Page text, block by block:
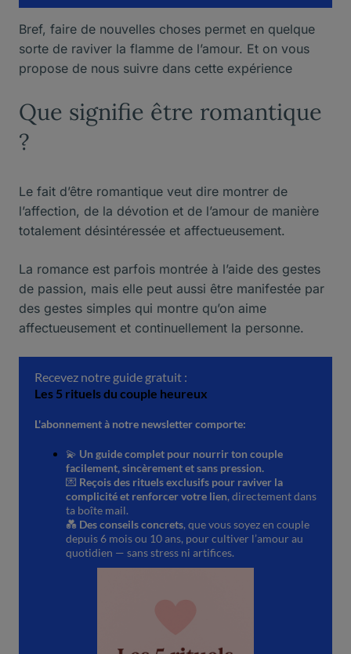
Bref, faire de nouvelles choses permet en quelque
sorte de raviver la flamme de l’amour. Et on vous
propose de nous suivre dans cette expérience
Que signifie être romantique
?
Le fait d’être romantique veut dire montrer de
l’affection, de la dévotion et de l’amour de manière
totalement désintéressée et affectueusement.
La romance est parfois montrée à l’aide des gestes
de passion, mais elle peut aussi être manifestée par
des gestes simples qui montre qu’on aime
affectueusement et continuellement la personne.